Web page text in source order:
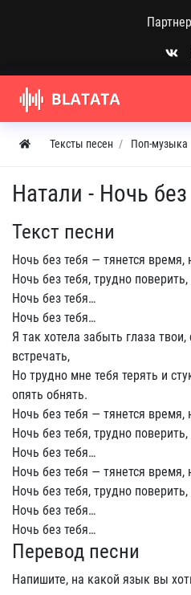
Тексты песен Поп-музыка
Натали - Ночь без
Текст песни
Ночь без тебя — тянется время,
Ночь без тебя, трудно
Ночь без тебя…
Ночь без тебя…
Я так хотела забыть глаза
встречать,
Но трудно мне тебя терять и
опять обнять.
Ночь без тебя — тянется время,
Ночь без тебя, трудно
Ночь без тебя…
Ночь без тебя — тянется время,
Ночь без тебя, трудно
Ночь без тебя…
Ночь без тебя…
Перевод песни
Напишите, на какой язык вы